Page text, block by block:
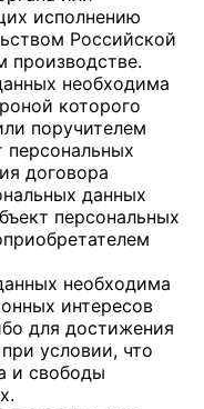
исполнению
Российской
производстве.
необходима
которого
поручителем
персональных
договора
данных
персональных
необходима
интересов
для достижения
условии, что
и свободы